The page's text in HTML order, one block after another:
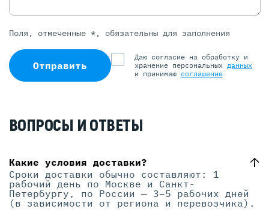
Поля, отмеченные *, обязательны для заполнения
Отправить
Даю согласие на обработку и
хранение персональных данных
и принимаю соглашение
ВОПРОСЫ И ОТВЕТЫ
Какие условия доставки?
Сроки доставки обычно составляют: 1
рабочий день по Москве и Санкт-
Петербургу, по России — 3–5 рабочих дней
(в зависимости от региона и перевозчика).